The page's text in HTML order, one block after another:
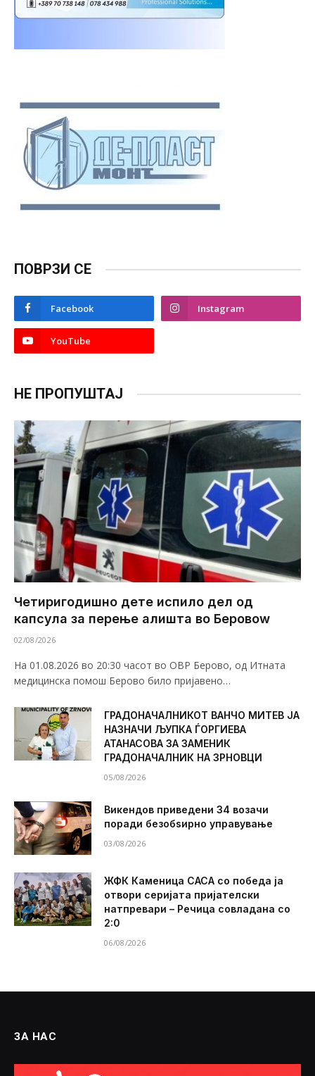
ПОВРЗИ СЕ
Facebook Instagram
YouTube
НЕ ПРОПУШТАЈ
Четиригодишно дете испило дел од
капсула за перење алишта во Беровоw
02/08/2026
На 01.08.2026 во 20:30 часот во ОВР Берово, од Итната
медицинска помош Берово било пријавено…
ГРАДОНАЧАЛНИКОТ ВАНЧО МИТЕВ ЈА
НАЗНАЧИ ЉУПКА ЃОРГИЕВА
АТАНАСОВА ЗА ЗАМЕНИК
ГРАДОНАЧАЛНИК НА ЗРНОВЦИ
05/08/2026
Викендов приведени 34 возачи
поради безобѕирно управување
03/08/2026
ЖФК Каменица САСА со победа ја
отвори серијата пријателски
натпревари – Речица совладана со
2:0
06/08/2026
ЗА НАС